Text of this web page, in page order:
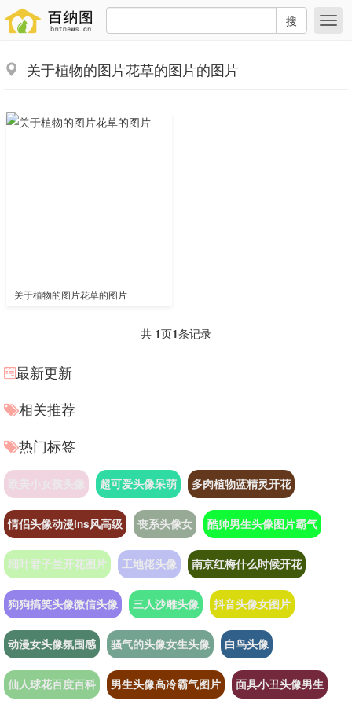
搜
关于植物的图片花草的图片的图片
关于植物的图片花草的图片
共 1页1条记录
最新更新
相关推荐
热门标签
超可爱头像呆萌 多肉植物蓝精灵开花
情侣头像动漫ins风高级 丧系头像女 酷帅男生头像图片霸气
细叶君子兰开花图片 工地佬头像 南京红梅什么时候开花
狗狗搞笑头像微信头像 三人沙雕头像 抖音头像女图片
动漫女头像氛围感 骚气的头像女生头像 白鸟头像
仙人球花百度百科 男生头像高冷霸气图片 面具小丑头像男生